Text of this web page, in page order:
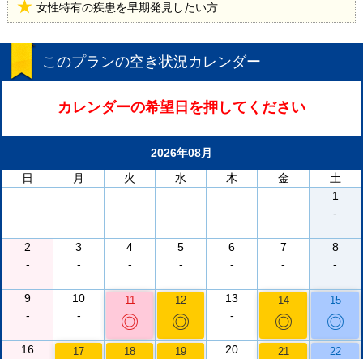
女性特有の疾患を早期発見したい方
このプランの空き状況カレンダー
カレンダーの希望日を押してください
2026年08月
日
月 火 水 木 金
土
1
-
2
-
3
-
4
-
5
-
6
-
7
-
8
-
9
-
10
-
11
◎
12
◎
13
-
14
◎
15
◎
16
17 18 19
20
21 22